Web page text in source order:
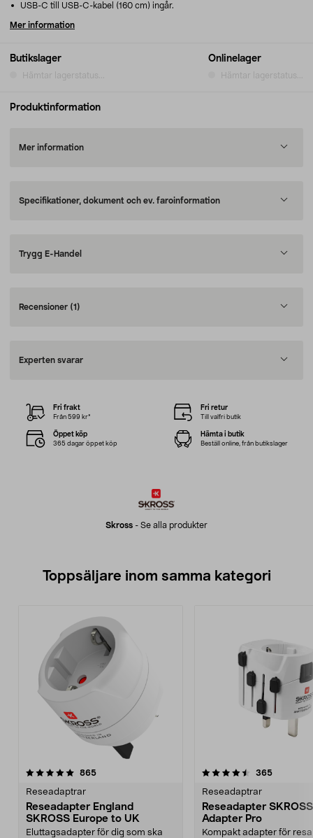
Butikslager
Hämtar lagerstatus...
Onlinelager
Hämtar lagerstatus...
USB-C till USB-C-kabel (160 cm) ingår.
Mer information
Produktinformation
Mer information
Specifikationer, dokument och ev. faroinformation
Trygg E-Handel
Recensioner (1)
Experten svarar
Skross - Se alla produkter
Fri frakt
Från 599 kr*
Fri retur
Till valfri butik
Öppet köp
365 dagar öppet köp
Hämta i butik
Beställ online, från butikslager
Toppsäljare inom samma kategori
865recensioner
Reseadaptrar
Reseadapter England
SKROSS Europe to UK
Eluttagsadapter för dig som ska
4.5 av 5 stjärnor 365
Reseadaptrar
Reseadapter
Adapter Pro
Kompakt adapter för
4.5 av 5 stjärnor